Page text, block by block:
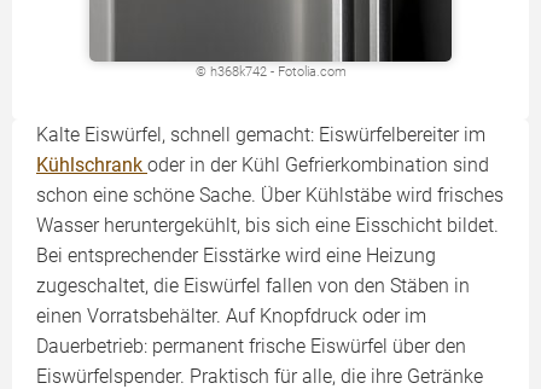
© h368k742 - Fotolia.com
Kalte Eiswürfel, schnell gemacht: Eiswürfelbereiter im
Kühlschrank oder in der Kühl Gefrierkombination sind
schon eine schöne Sache. Über Kühlstäbe wird frisches
Wasser heruntergekühlt, bis sich eine Eisschicht bildet.
Bei entsprechender Eisstärke wird eine Heizung
zugeschaltet, die Eiswürfel fallen von den Stäben in
einen Vorratsbehälter. Auf Knopfdruck oder im
Dauerbetrieb: permanent frische Eiswürfel über den
Eiswürfelspender. Praktisch für alle, die ihre Getränke